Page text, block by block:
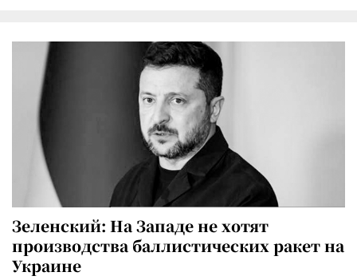
Зеленский: На Западе не хотят
производства баллистических ракет на
Украине